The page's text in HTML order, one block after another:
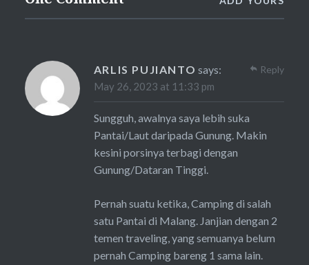
ARLIS PUJIANTO says:
May 26, 2023 at 11:33 pm
Sungguh, awalnya saya lebih suka
Pantai/Laut daripada Gunung. Makin
kesini porsinya terbagi dengan
Gunung/Dataran Tinggi.
Pernah suatu ketika, Camping di salah
satu Pantai di Malang. Janjian dengan 2
temen traveling, yang semuanya belum
pernah Camping bareng 1 sama lain.
Reply